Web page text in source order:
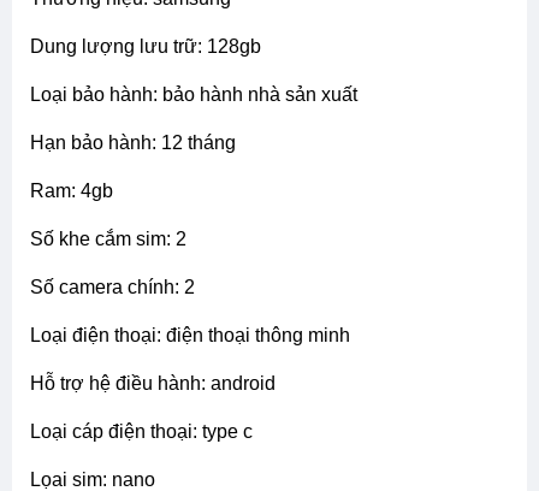
dung lượng lưu trữ: 128gb
loại bảo hành: bảo hành nhà sản xuất
hạn bảo hành: 12 tháng
ram: 4gb
số khe cắm sim: 2
số camera chính: 2
loại điện thoại: điện thoại thông minh
hỗ trợ hệ điều hành: android
loại cáp điện thoại: type c
lọai sim: nano